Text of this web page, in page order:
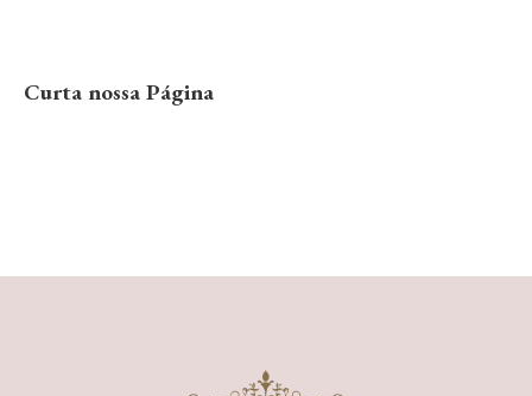
Curta nossa Página